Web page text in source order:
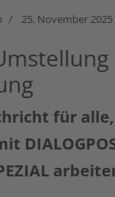
25. November 2025
für